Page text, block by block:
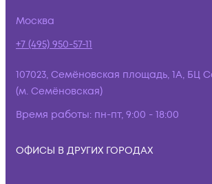
Москва
+7 (495) 950-57-11
107023, Семёновская площадь, 1А, БЦ
(м. Семёновская)
Время работы: пн-пт, 9:00 - 18:00
ОФИСЫ В ДРУГИХ ГОРОДАХ